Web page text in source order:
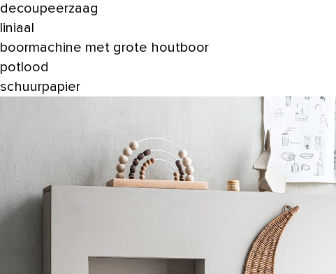
decoupeerzaag
liniaal
boormachine met grote houtboor
potlood
schuurpapier